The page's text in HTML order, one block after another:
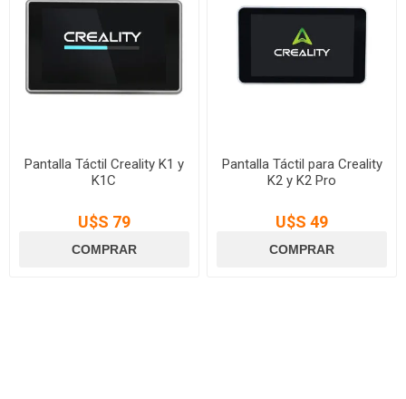
Pantalla Táctil Creality K1 y
K1C
U$S 79
Pantalla Táctil para Creality
K2 y K2 Pro
U$S 49